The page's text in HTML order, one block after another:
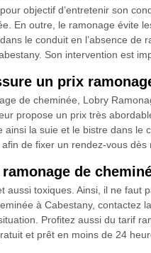
objectif d’entretenir son
En outre, le ramonage évite
le conduit en l’absence
Son intervention est
un prix
de cheminée, Lobry
propose un prix très
ainsi la suie et le bistre dans
de fixer un rendez-vous dès
de
aussi toxiques. Ainsi, il ne
à Cabestany, contactez
Profitez aussi du tarif
et prêt en moins de 24